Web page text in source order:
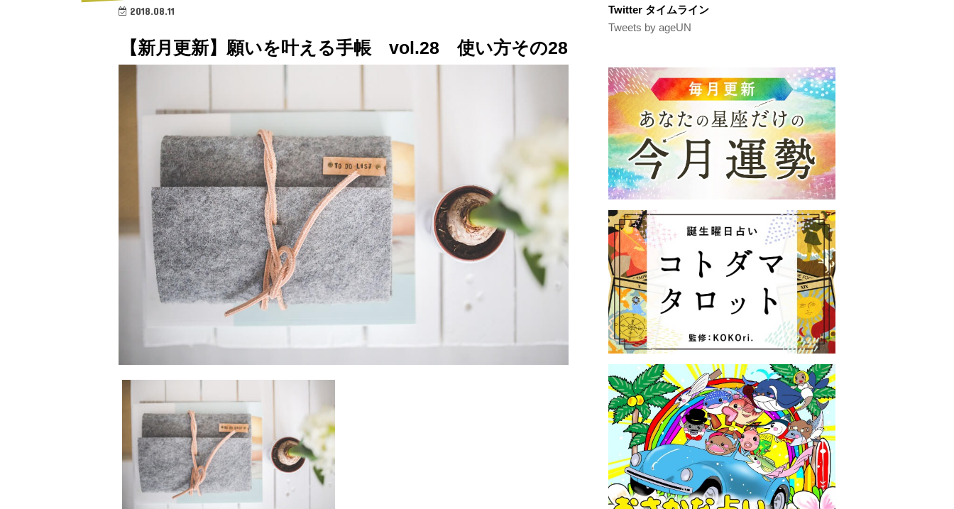
2018.08.11
【新月更新】願いを叶える手帳 vol.28 使い方その28
Twitter タイムライン
Tweets by ageUN